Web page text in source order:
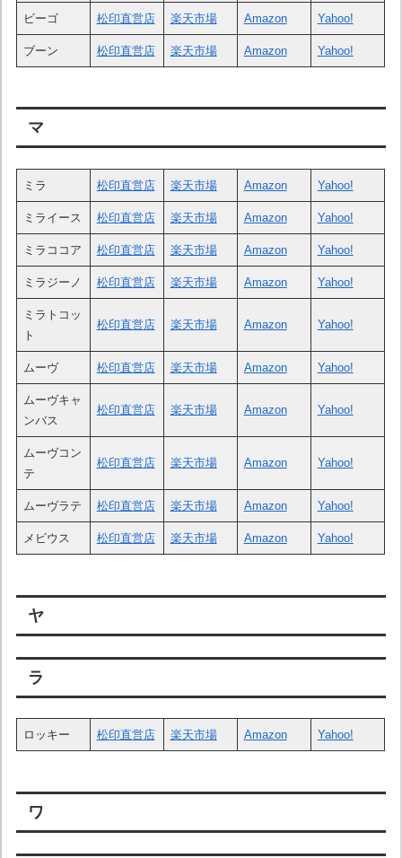
ビーゴ 松印直営店 楽天市場 Amazon Yahoo!
ブーン 松印直営店 楽天市場 Amazon Yahoo!
マ
ミラ 松印直営店 楽天市場 Amazon Yahoo!
ミライース 松印直営店 楽天市場 Amazon Yahoo!
ミラココア 松印直営店 楽天市場 Amazon Yahoo!
ミラジーノ 松印直営店 楽天市場 Amazon Yahoo!
ミラトコッ
ト
松印直営店 楽天市場 Amazon Yahoo!
ムーヴ 松印直営店 楽天市場 Amazon Yahoo!
ムーヴキャ
ンバス
松印直営店 楽天市場 Amazon Yahoo!
ムーヴコン
テ
松印直営店 楽天市場 Amazon Yahoo!
ムーヴラテ 松印直営店 楽天市場 Amazon Yahoo!
メビウス 松印直営店 楽天市場 Amazon Yahoo!
ヤ
ラ
ロッキー 松印直営店 楽天市場 Amazon Yahoo!
ワ